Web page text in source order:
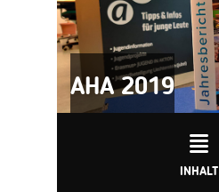
AHA 2019
INHALT